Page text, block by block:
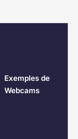
Exemples de
Webcams